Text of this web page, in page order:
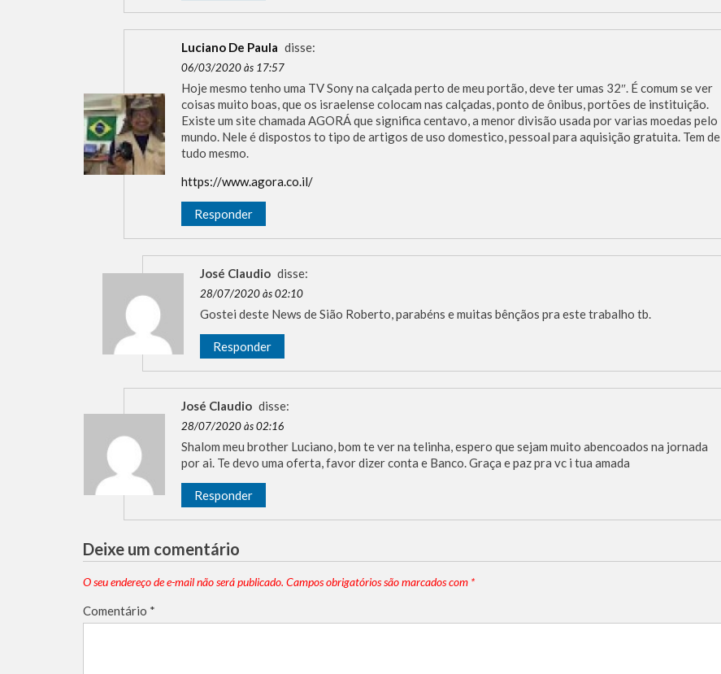
Luciano De Paula disse:
06/03/2020 às 17:57
Hoje mesmo tenho uma TV Sony na calçada perto de meu portão, deve ter umas 32″. É comum se ver
coisas muito boas, que os israelense colocam nas calçadas, ponto de ônibus, portões de instituição.
Existe um site chamada AGORÁ que significa centavo, a menor divisão usada por varias moedas pelo
mundo. Nele é dispostos to tipo de artigos de uso domestico, pessoal para aquisição gratuita. Tem de
tudo mesmo.
https://www.agora.co.il/
Responder
José Claudio disse:
28/07/2020 às 02:10
Gostei deste News de Sião Roberto, parabéns e muitas bênçãos pra este trabalho tb.
Responder
José Claudio disse:
28/07/2020 às 02:16
Shalom meu brother Luciano, bom te ver na telinha, espero que sejam muito abencoados na jornada
por ai. Te devo uma oferta, favor dizer conta e Banco. Graça e paz pra vc i tua amada
Responder
Deixe um comentário
O seu endereço de e-mail não será publicado. Campos obrigatórios são marcados com *
Comentário *